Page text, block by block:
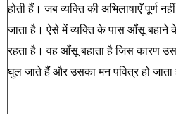
होती हैं। जब व्यक्ति की अभिलाषाएँ पूर्ण
जाता है। ऐसे में व्यक्ति के पास आँसू बहाने
रहता है। वह आँसू बहाता है जिस कारण
घुल जाते हैं और उसका मन पवित्र हो जाता